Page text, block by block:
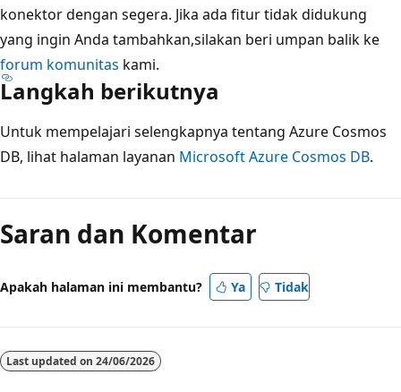
konektor dengan segera. Jika ada fitur tidak didukung
yang ingin Anda tambahkan,silakan beri umpan balik ke
forum komunitas kami.
Langkah berikutnya
Untuk mempelajari selengkapnya tentang Azure Cosmos
DB, lihat halaman layanan Microsoft Azure Cosmos DB.
Saran dan Komentar
Apakah halaman ini membantu? Ya Tidak
Last updated on 24/06/2026